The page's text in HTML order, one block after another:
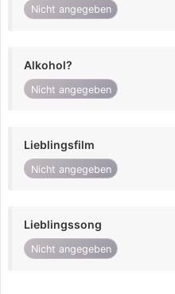
Nicht angegeben
Alkohol?
Nicht angegeben
Lieblingsfilm
Nicht angegeben
Lieblingssong
Nicht angegeben